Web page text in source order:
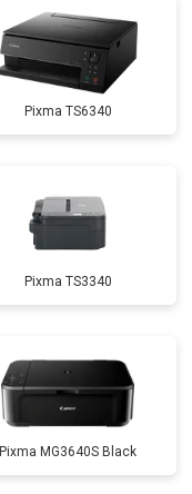
Pixma TS6340
Pixma TS3340
Pixma MG3640S Black